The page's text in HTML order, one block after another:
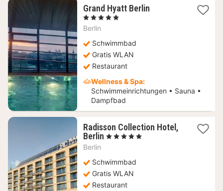
Grand Hyatt Berlin1
, 5 Sterne
Berlin
Schwimmbad
Gratis WLAN
Restaurant
Wellness & Spa:
Schwimmeinrichtungen • Sauna •
Dampfbad
Radisson Collection Hotel,
Berlin 1
140,24
€
, 5 Sterne
Berlin
Schwimmbad
Gratis WLAN
Restaurant